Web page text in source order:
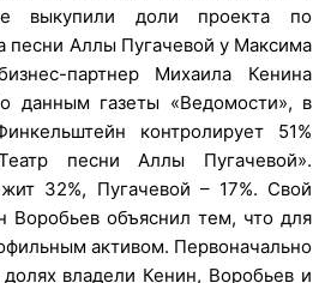
выкупили доли проекта по
песни Аллы Пугачевой у Максима
партнер Михаила Кенина
данным газеты «Ведомости», в
контролирует 51%
песни Аллы Пугачевой».
32%, Пугачевой – 17%. Свой
Воробьев объяснил тем, что для
активом. Первоначально
владели Кенин, Воробьев и